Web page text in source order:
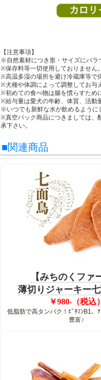
【注意事項】
※自然素材につき形・サイズにバラ
※保存料等一切使用しておりません
※高温多湿の場所を避け冷蔵庫等で
※犬種や体調によって調整してお与
※初めての食べ物は腸を慣らすため
※給与量は愛犬の年齢、体質、活動
※いつでも新鮮な水が飲めるように
※真空パック商品につきましては、
承下さい。
■関連商品
【みちのくファ
薄切りジャーキー
￥980-（税込）
低脂肪で高タンパク！ﾋﾞﾀﾐﾝB1、
豊富♪